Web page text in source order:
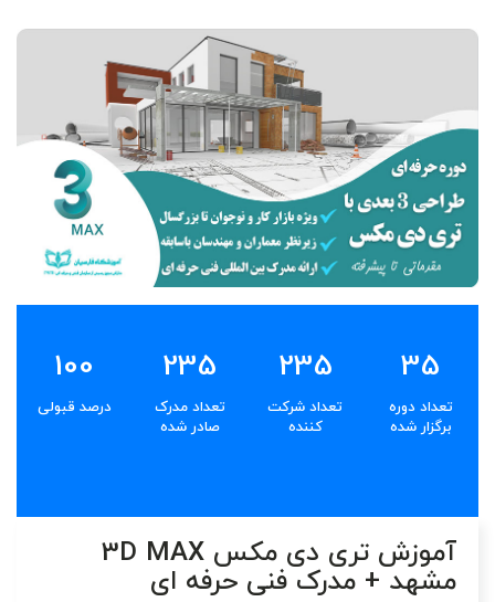
35
تعداد دوره
برگزار شده
235
تعداد شرکت
کننده
235
تعداد مدرک
صادر شده
100
درصد قبولی
آموزش تری دی مکس 3D MAX
مشهد + مدرک فنی حرفه ای